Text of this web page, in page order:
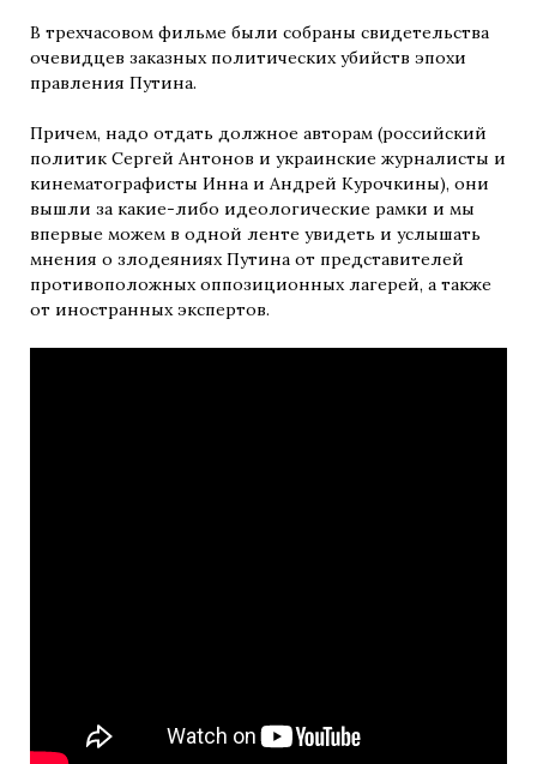
В трехчасовом фильме были собраны свидетельства
очевидцев заказных политических убийств эпохи
правления Путина.
Причем, надо отдать должное авторам (российский
политик Сергей Антонов и украинские журналисты и
кинематографисты Инна и Андрей Курочкины), они
вышли за какие-либо идеологические рамки и мы
впервые можем в одной ленте увидеть и услышать
мнения о злодеяниях Путина от представителей
противоположных оппозиционных лагерей, а также
от иностранных экспертов.